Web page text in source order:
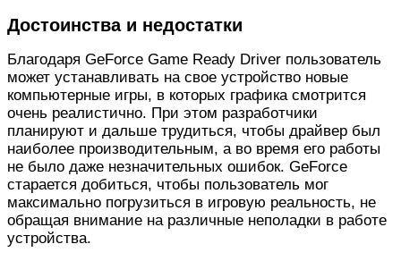
Достоинства и недостатки
Благодаря GeForce Game Ready Driver пользователь
может устанавливать на свое устройство новые
компьютерные игры, в которых графика смотрится
очень реалистично. При этом разработчики
планируют и дальше трудиться, чтобы драйвер был
наиболее производительным, а во время его работы
не было даже незначительных ошибок. GeForce
старается добиться, чтобы пользователь мог
максимально погрузиться в игровую реальность, не
обращая внимание на различные неполадки в работе
устройства.